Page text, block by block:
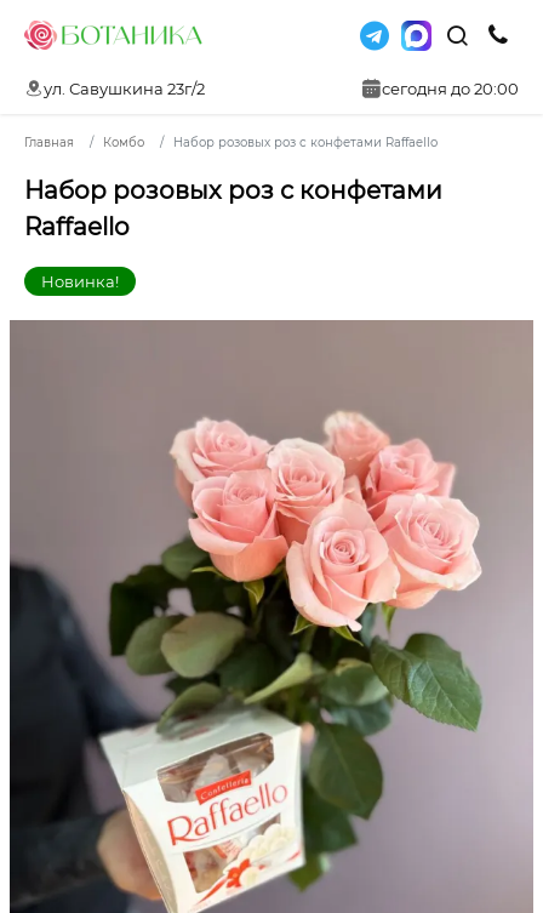
ул. Савушкина 23г/2 сегодня до 20:00
Главная Комбо Набор розовых роз с конфетами Raffaello
Набор розовых роз с конфетами
Raffaello
Новинка!